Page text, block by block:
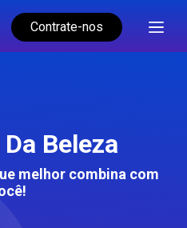
Contrate-nos
Beleza
melhor combina com